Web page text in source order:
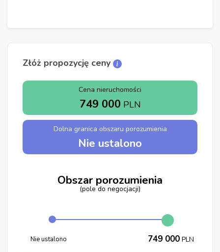
Złóż propozycję ceny
Cena nieruchomości
749 000 PLN
Dolna granica obszaru porozumienia
Nie ustalono
Obszar porozumienia
(pole do negocjacji)
Nie ustalono 749 000 PLN